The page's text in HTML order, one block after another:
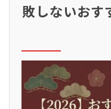
敗しないお